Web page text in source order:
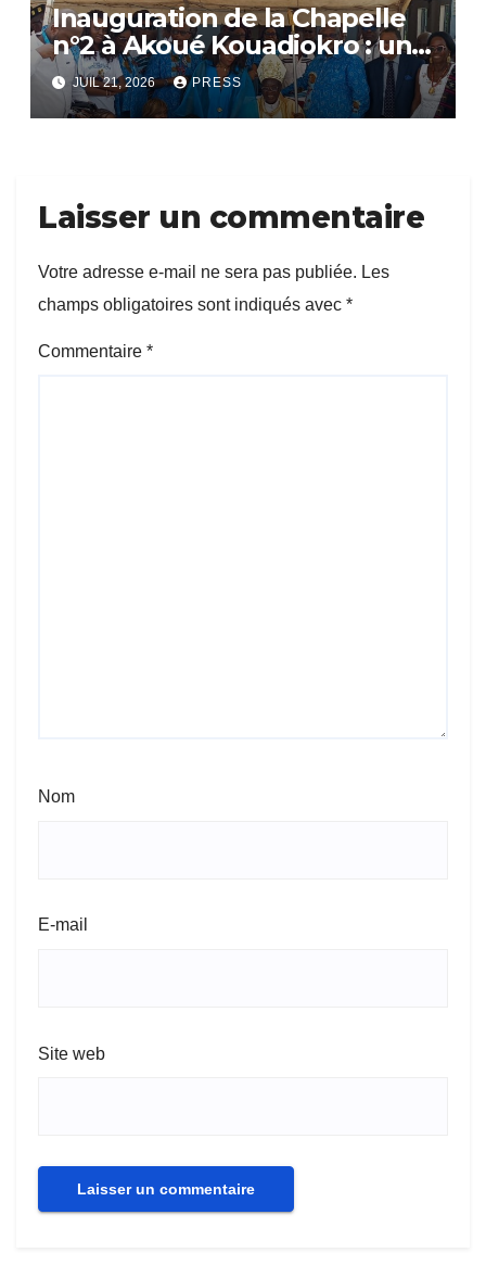
Inauguration de la Chapelle
n°2 à Akoué Kouadiokro : un
hommage vibrant au
Professeur YAO-DJE
Christophe
JUIL 21, 2026 PRESS
Laisser un commentaire
Votre adresse e-mail ne sera pas publiée. Les
champs obligatoires sont indiqués avec *
Commentaire *
Nom
E-mail
Site web